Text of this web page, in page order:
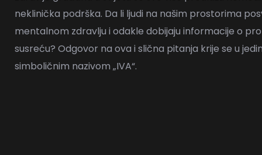
neklinička podrška. Da li ljudi na našim prostorima
mentalnom zdravlju i odakle dobijaju informacije o
susreću? Odgovor na ova i slična pitanja krije se u
simboličnim nazivom „IVA“.